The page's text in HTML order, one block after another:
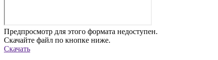
Предпросмотр для этого формата недоступен.
Скачайте файл по кнопке ниже.
Скачать